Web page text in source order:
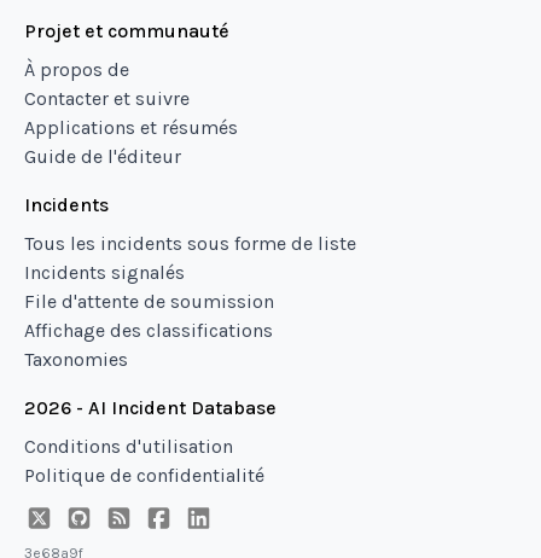
Projet et communauté
À propos de
Contacter et suivre
Applications et résumés
Guide de l'éditeur
Incidents
Tous les incidents sous forme de liste
Incidents signalés
File d'attente de soumission
Affichage des classifications
Taxonomies
2026 - AI Incident Database
Conditions d'utilisation
Politique de confidentialité
3e68a9f